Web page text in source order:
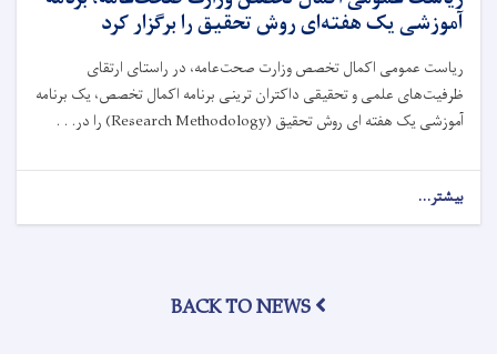
آموزشی یک‌ هفته‌ای روش تحقیق را برگزار کرد
ریاست عمومی اکمال تخصص وزارت صحت‌عامه، در راستای ارتقای
ظرفیت‌های علمی و تحقیقی داکتران ترینی برنامه اکمال تخصص، یک برنامه
آموزشی یک‌ هفته ‌ای روش تحقیق (Research Methodology)را در. . .
بیشتر...
ریاست
BACK TO NEWS